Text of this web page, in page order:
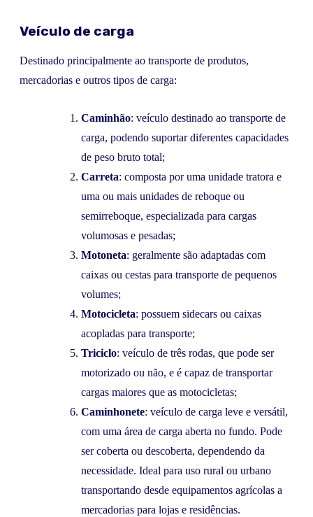
Veículo de carga
Destinado principalmente ao transporte de produtos,
mercadorias e outros tipos de carga:
Caminhão: veículo destinado ao transporte de
carga, podendo suportar diferentes capacidades
de peso bruto total;
Carreta: composta por uma unidade tratora e
uma ou mais unidades de reboque ou
semirreboque, especializada para cargas
volumosas e pesadas;
Motoneta: geralmente são adaptadas com
caixas ou cestas para transporte de pequenos
volumes;
Motocicleta: possuem sidecars ou caixas
acopladas para transporte;
Triciclo: veículo de três rodas, que pode ser
motorizado ou não, e é capaz de transportar
cargas maiores que as motocicletas;
Caminhonete: veículo de carga leve e versátil,
com uma área de carga aberta no fundo. Pode
ser coberta ou descoberta, dependendo da
necessidade. Ideal para uso rural ou urbano
transportando desde equipamentos agrícolas a
mercadorias para lojas e residências.